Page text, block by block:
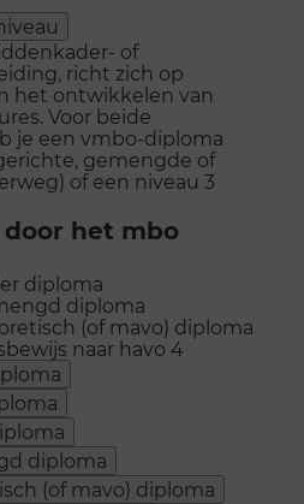
of
richt zich op
het ontwikkelen van
Voor beide
je een vmbo-diploma
gemengde of
of een niveau 3
het mbo
diploma
diploma
(of mavo) diploma
naar havo 4
diploma
(of mavo) diploma